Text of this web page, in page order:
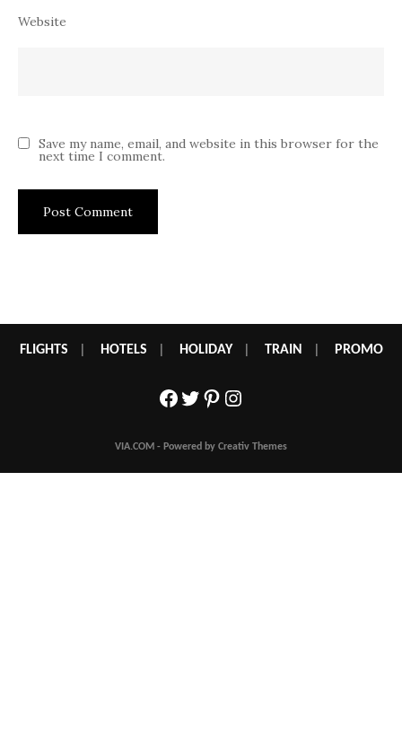
Website
Save my name, email, and website in this browser for the
next time I comment.
FLIGHTS HOTELS HOLIDAY| TRAIN PROMO
Facebook
Twitter
Pinterest
Instagram
VIA.COM - Powered by Creativ Themes